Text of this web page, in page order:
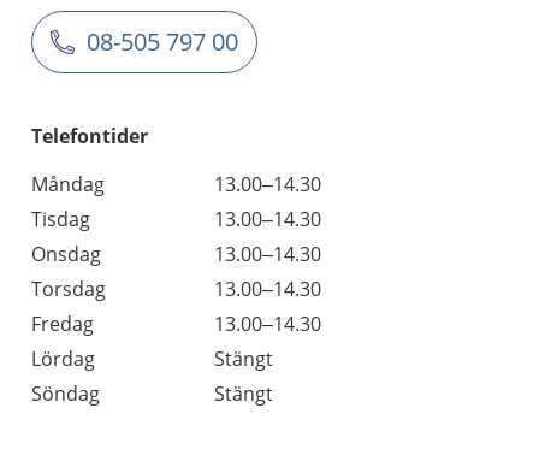
08-505 797 00
Telefontider
Måndag
13.00–14.30
Tisdag
13.00–14.30
Onsdag
13.00–14.30
Torsdag
13.00–14.30
Fredag
13.00–14.30
Lördag
Stängt
Söndag
Stängt